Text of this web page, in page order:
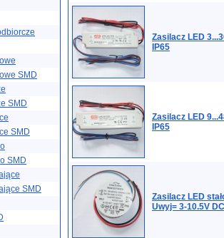
SMD
SMD
SMD
SMD
SMD
Zasilacz LED
IP65
Zasilacz LED
IP65
Zasilacz LED
Uwyj= 3-10.5V